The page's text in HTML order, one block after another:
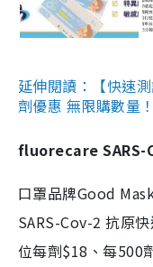
延伸閱讀：【快速
劑優惠 無限購數量
fluorecare SARS-
口罩品牌Good
SARS-Cov-2 抗原
位每劑$18、每500